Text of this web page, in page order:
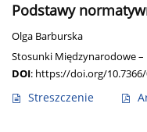
Podstawy
Olga Barburska
Stosunki Międzynarodowe –
DOI: https://doi.org/10.7366/
Streszczenie